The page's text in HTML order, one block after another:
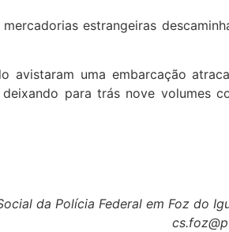
estrangeiras
avistaram uma embarcação
para trás nove volumes
da Polícia Federal em Foz do